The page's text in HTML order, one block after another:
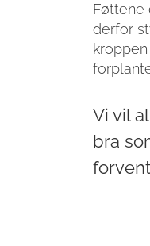
Føttene
derfor
Vi vil
bra